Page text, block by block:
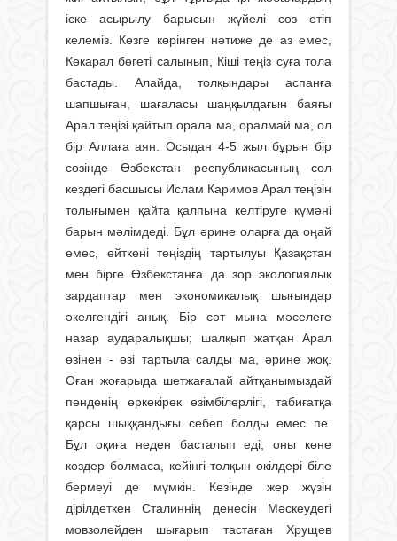
іске асырылу барысын жүйелі сөз етіп
келеміз. Көзге көрінген нәтиже де аз емес,
Көкарал бөгеті салынып, Кіші теңіз суға тола
бастады. Алайда, толқындары аспанға
шапшыған, шағаласы шаңқылдағын баяғы
Арал теңізі қайтып орала ма, оралмай ма, ол
бір Аллаға аян. Осыдан 4-5 жыл бұрын бір
сөзінде Өзбекстан республикасының сол
кездегі басшысы Ислам Каримов Арал теңізін
толығымен қайта қалпына келтіруге күмәні
барын мәлімдеді. Бұл әрине оларға да оңай
емес, өйткені теңіздің тартылуы Қазақстан
мен бірге Өзбекстанға да зор экологиялық
зардаптар мен экономикалық шығындар
әкелгендігі анық. Бір сәт мына мәселеге
назар аударалықшы; шалқып жатқан Арал
өзінен - өзі тартыла салды ма, әрине жоқ.
Оған жоғарыда шетжағалай айтқанымыздай
пенденің өркөкірек өзімбілерлігі, табиғатқа
қарсы шыққандығы себеп болды емес пе.
Бұл оқиға неден басталып еді, оны көне
көздер болмаса, кейінгі толқын өкілдері біле
бермеуі де мүмкін. Кезінде жер жүзін
дірілдеткен Сталиннің денесін Мәскеудегі
мовзолейден шығарып тастаған Хрущев